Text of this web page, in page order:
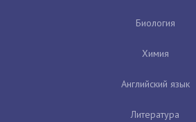
Биология
Химия
Английский язык
Литература